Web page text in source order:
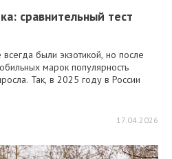
сравнительный тест
были экзотикой, но после
марок популярность
Так, в 2025 году в России
17.04.2026